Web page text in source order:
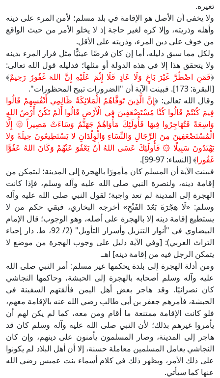
تغيره.
ولا يخفى أن الأصل هو الإقامة في بلد مسلم؛ لأمن المرء على دينه
وأهله وذريته، وإلا كره لغير حاجة إذ لا يخلو الأمر من حيث الواقع
من خوف على دين المرء، وذريته على الأقل.
ولكل مما سبق دليله، أما إن كان فرضًا عينيًّا مثل فرار المرء بدينه
ولا يتحقق هذا إلا في هذه الدولة أو مثلها؛ فدليله قول الله تعالى:
﴿فَمَنِ اضْطُرَّ غَيْرَ بَاغٍ وَلَا عَادٍ فَلَا إِثْمَ عَلَيْهِ إِنَّ اللهَ غَفُورٌ رَحِيمٌ﴾
[البقرة: 173]. فبينت الآية أن "الضرورات تبيح المحظورات".
وقال الله تعالى: ﴿إِنَّ الَّذِينَ تَوَفَّاهُمُ الْمَلائِكَةُ ظَالِمِي أَنْفُسِهِمْ قَالُوا
فِيمَ كُنْتُمْ قَالُوا كُنَّا مُسْتَضْعَفِينَ فِي الْأَرْضِ قَالُوا أَلَمْ تَكُنْ أَرْضُ اللهِ
وَاسِعَةً فَتُهَاجِرُوا فِيهَا فَأُولَئِكَ مَأْوَاهُمْ جَهَنَّمُ وَسَاءَتْ مَصِيراً ۞ إِلَّا
الْمُسْتَضْعَفِينَ مِنَ الرِّجَالِ وَالنِّسَاءِ وَالْوِلْدَانِ لا يَسْتَطِيعُونَ حِيلَةً وَلا
يَهْتَدُونَ سَبِيلًا ۞ فَأُولَئِكَ عَسَى اللهُ أَنْ يَعْفُوَ عَنْهُمْ وَكَانَ اللهُ عَفُوًّا
غَفُورا﴾ [النساء: 97-99].
فبينت الآية أن المسلم كان مأمورًا بالهجرة إلى المدينة؛ ليتمكن من
إقامة دينه، ولنصرة النبي صلى الله عليه وآله وسلم، فإذا كانت
الهجرة إلى المدينة لم تعد واجبة؛ لقول النبي صلى الله عليه وآله
وسلم: «لَا هِجْرَةَ بَعْدَ الفَتْحِ» أخرجه البخاري، فبقي حكم من لا
يستطيع إقامة دينه إلا بالهجرة على أصله، وهو الوجوب؛ قال الإمام
البيضاوي في "أنوار التنزيل وأسرار التأويل" (2/ 92، ط. دار إحياء
التراث العربي): [وفي الآية دليل على وجوب الهجرة من موضع لا
يتمكن الرجل فيه من إقامة دينه] اهـ.
ومن أدلة الهجرة إلى بلدة يحكمها غير مسلم: أمر النبي صلى الله
عليه وآله وسلم أصحابه بالهجرة إلى الحبشة، وحاكمها النجاشي
كان نصرانيًا. وقد هاجر بعض أهل اليمن فألقتهم السفينة في
الحبشة، فأمرهم جعفر بن أبي طالب رضي الله عنه بالإقامة معهم،
فلو كانت الإقامة ممتنعة ما أقام ومن معه، كما لم يكن لهم أن
يأمروا غيرهم بذلك؛ لأن النبي صلى الله عليه وآله وسلم كان قد
هاجر إلى المدينة، وصار المسلمون يأمنون على دينهم، وإن كان
النجاشي يعامل المسلمين معاملة حسنة، إلا أن أهل البلاد لم يكونوا
على ذلك الأمر، ويظهر ذلك في كلام أسماء بنت عميس رضي الله
عنها كما سيأتي.